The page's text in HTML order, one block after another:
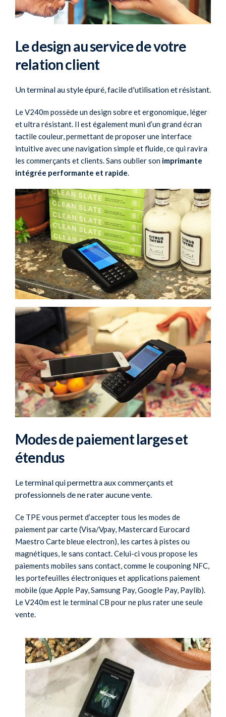
Le design au service de votre
relation client
Un terminal au style épuré, facile d'utilisation et résistant.
Le V240m possède un design sobre et ergonomique, léger
et ultra résistant. Il est également muni d’un grand écran
tactile couleur, permettant de proposer une interface
intuitive avec une navigation simple et fluide, ce qui ravira
les commerçants et clients. Sans oublier son imprimante
intégrée performante et rapide.
Modes de paiement larges et
étendus
Le terminal qui permettra aux commerçants et
professionnels de ne rater aucune vente.
Ce TPE vous permet d’accepter tous les modes de
paiement par carte (Visa/Vpay, Mastercard Eurocard
Maestro Carte bleue electron), les cartes à pistes ou
magnétiques, le sans contact. Celui-ci vous propose les
paiements mobiles sans contact, comme le couponing NFC,
les portefeuilles électroniques et applications paiement
mobile (que Apple Pay, Samsung Pay, Google Pay, Paylib).
Le V240m est le terminal CB pour ne plus rater une seule
vente.